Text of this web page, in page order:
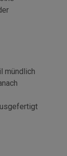
mündlich